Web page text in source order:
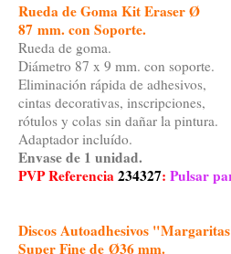
Rueda de Goma Kit Eraser Ø
87 mm. con Soporte.
Rueda de goma.
Diámetro 87 x 9 mm. con soporte.
Eliminación rápida de adhesivos,
cintas decorativas, inscripciones,
rótulos y colas sin dañar la pintura.
Adaptador incluído.
Envase de 1 unidad.
PVP Referencia234327: Pulsar
Discos Autoadhesivos
Super Fine de Ø36 mm.